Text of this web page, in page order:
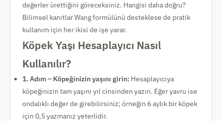
değerler ürettiğini göreceksiniz. Hangisi daha doğru?
Bilimsel kanıtlar Wang formülünü desteklese de pratik
kullanım için her ikisi de işe yarar.
Köpek Yaşı Hesaplayıcı Nasıl
Kullanılır?
1. Adım – Köpeğinizin yaşını girin: Hesaplayıcıya
köpeğinizin tam yaşını yıl cinsinden yazın. Eğer yavru ise
ondalıklı değer de girebilirsiniz; örneğin 6 aylık bir köpek
için 0,5 yazmanız yeterlidir.